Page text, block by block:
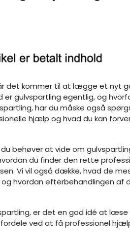
det kommer til at lægge et nyt
er gulvspartling egentlig, og
har du måske også
hjælp og hvad du kan
behøver at vide om
du finder den rette
Vi vil også dække, hvad de
hvordan efterbehandlingen af
er det en god idé at
ved at få professionel